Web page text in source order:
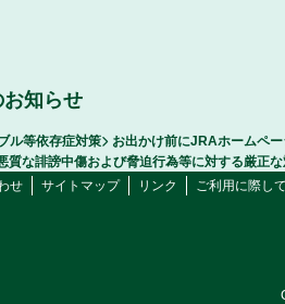
知らせ
ル等依存症対策
お出かけ前にJRAホームペ
質な誹謗中傷および脅迫行為等に対する厳正
せ
サイトマップ リンク ご利用に際し